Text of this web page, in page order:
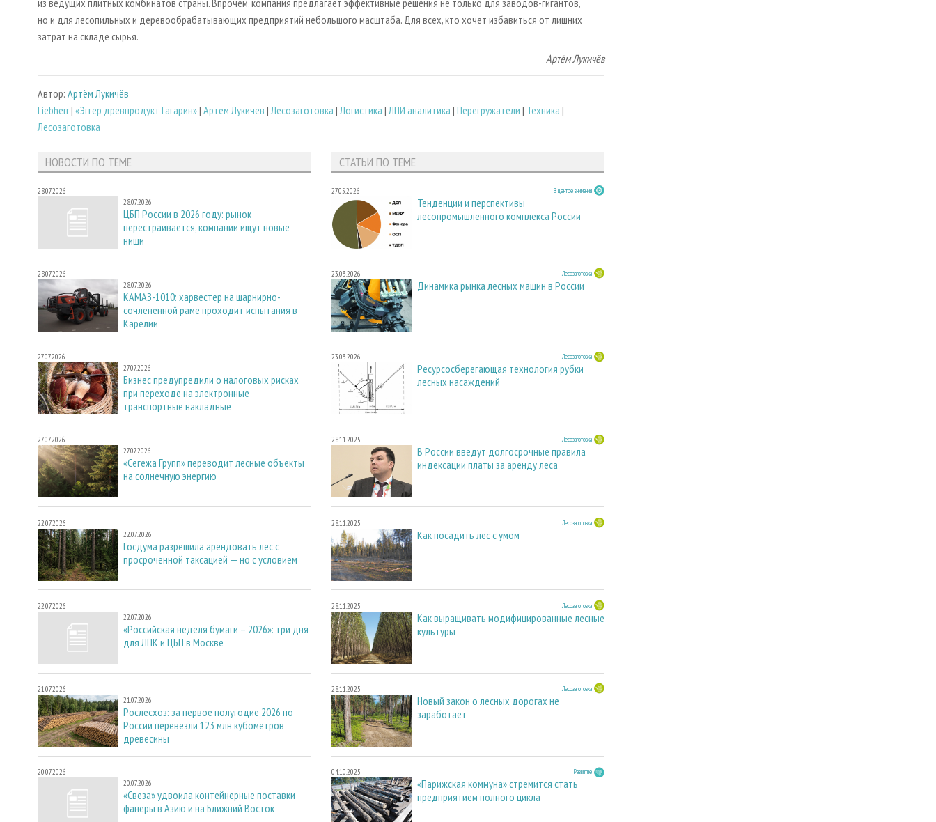
но и для лесопильных и деревообрабатывающих предприятий небольшого масштаба. Для всех, кто хочет избавиться от лишних
затрат на складе сырья.
Артём Лукичёв
Автор: Артём Лукичёв
Liebherr| «Эггер древпродукт Гагарин»| Артём Лукичёв |Лесозаготовка |Логистика |ЛПИ аналитика | Перегружатели | Техника |
Лесозаготовка
НОВОСТИ ПО ТЕМЕ
28.07.2026
28.07.2026
ЦБП России в 2026 году: рынок
перестраивается, компании ищут новые
ниши
28.07.2026
28.07.2026
КАМАЗ-1010: харвестер на шарнирно-
сочлененной раме проходит испытания в
Карелии
27.07.2026
27.07.2026
Бизнес предупредили о налоговых рисках
при переходе на электронные
транспортные накладные
27.07.2026
27.07.2026
«Сегежа Групп» переводит лесные объекты
на солнечную энергию
22.07.2026
22.07.2026
Госдума разрешила арендовать лес с
просроченной таксацией — но с условием
22.07.2026
22.07.2026
«Российская неделя бумаги – 2026»: три дня
для ЛПК и ЦБП в Москве
21.07.2026
21.07.2026
Рослесхоз: за первое полугодие 2026 по
России перевезли 123 млн кубометров
древесины
20.07.2026
20.07.2026
«Свеза» удвоила контейнерные поставки
фанеры в Азию и на Ближний Восток
СТАТЬИ ПО ТЕМЕ
27.05.2026 В центре внимания
Тенденции и перспективы
лесопромышленного комплекса России
23.03.2026 Лесозаготовка
Динамика рынка лесных машин в России
23.03.2026 Лесозаготовка
Ресурсосберегающая технология рубки
лесных насаждений
28.11.2025 Лесозаготовка
В России введут долгосрочные правила
индексации платы за аренду леса
28.11.2025 Лесозаготовка
Как посадить лес с умом
28.11.2025 Лесозаготовка
Как выращивать модифицированные лесные
культуры
28.11.2025 Лесозаготовка
Новый закон о лесных дорогах не
заработает
04.10.2025 Развитие
«Парижская коммуна» стремится стать
предприятием полного цикла